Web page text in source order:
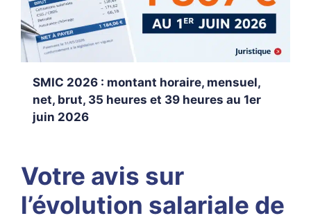
SMIC 2026 : montant horaire, mensuel,
net, brut, 35 heures et 39 heures au 1er
juin 2026
Votre avis sur
l’évolution salariale de